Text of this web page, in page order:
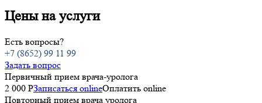
Цены на услуги
Есть вопросы?
+7 (8652) 99 11 99
Задать вопрос
Первичный прием врача-уролога
2 000 РЗаписаться onlineОплатить online
Повторный прием врача уролога